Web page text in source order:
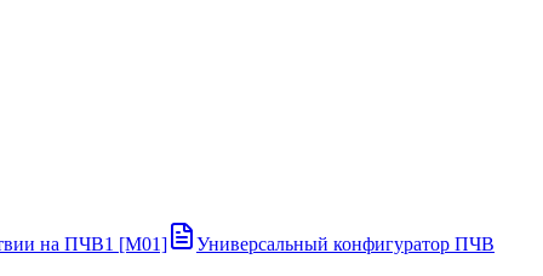
на ПЧВ1 [М01] Универсальный конфигуратор ПЧВ